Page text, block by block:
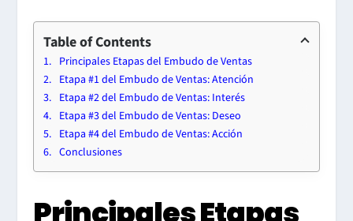
Table of Contents
Principales Etapas del Embudo de Ventas
Etapa #1 del Embudo de Ventas: Atención
Etapa #2 del Embudo de Ventas: Interés
Etapa #3 del Embudo de Ventas: Deseo
Etapa #4 del Embudo de Ventas: Acción
Conclusiones